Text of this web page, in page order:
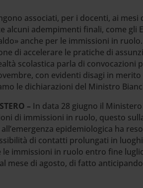
associati, per i docenti, ai
alcuni adempimenti finali, come gli
anche per le immissioni in
di accelerare le pratiche di
scolastica parla di convocazioni
con evidenti disagi in
le dichiarazioni del Ministro
– In data 28 giugno il
di immissioni in ruolo, questo
epidemiologica ha
di contatti prolungati in
le immissioni in ruolo entro fine
mese di agosto, di fatto